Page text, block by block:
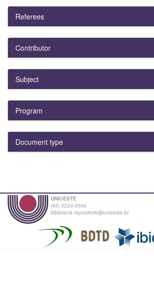
Referees
Contributor
Subject
Program
Document type
UNIOESTE
(45) 3220-3000
biblioteca.repositorio@unioeste.br